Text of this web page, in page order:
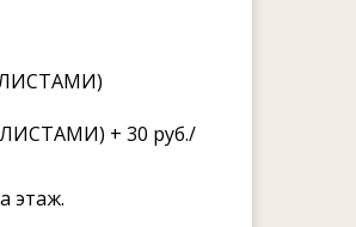
+ 30 руб./
этаж.